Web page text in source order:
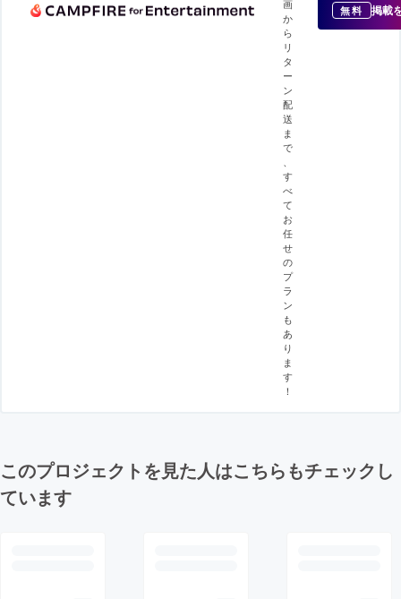
画
か
ら
リ
タ
ー
ン
配
送
ま
で
、
す
べ
て
お
任
せ
の
プ
ラ
ン
も
あ
り
ま
す
！
無料 掲載
このプロジェクトを見た人はこちらもチェックし
ています